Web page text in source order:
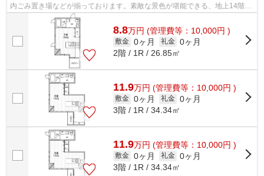
内ごみ置き場などが揃っております。素敵な景色が堪能できる、地上14階建
ての物件。ご利用可能な駅が2つあり、行...
8.8万円 (管理費等：10,000円 )
敷金 0ヶ月 礼金 0ヶ月
2階 / 1R / 26.85㎡
11.9万円 (管理費等：10,000円 )
敷金 0ヶ月 礼金 0ヶ月
3階 / 1R / 34.34㎡
11.9万円 (管理費等：10,000円 )
敷金 0ヶ月 礼金 0ヶ月
3階 / 1R / 34.34㎡